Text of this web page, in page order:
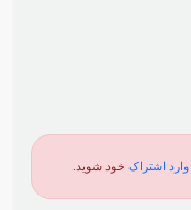
وارد اشتراک خود شوید.